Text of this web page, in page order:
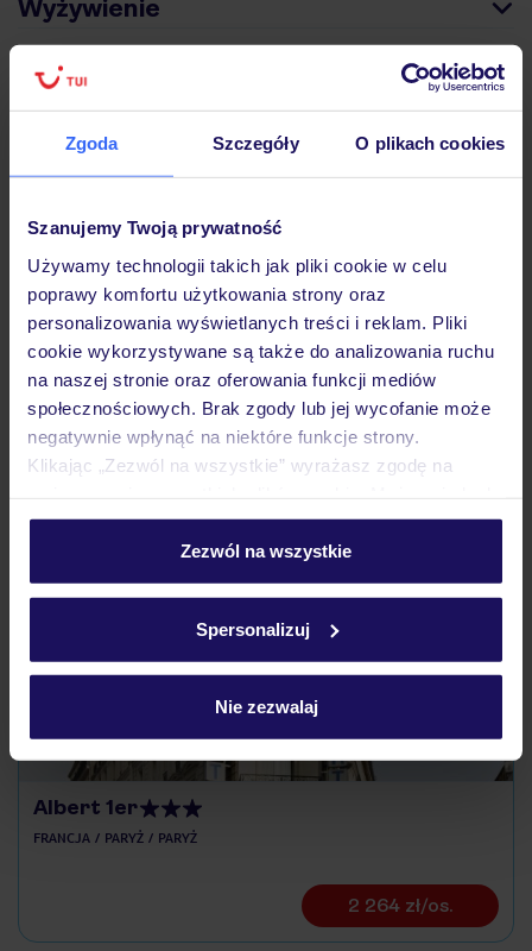
Zgoda Szczegóły O plikach cookies
Szanujemy Twoją prywatność
Używamy technologii takich jak pliki cookie w celu
poprawy komfortu użytkowania strony oraz
personalizowania wyświetlanych treści i reklam. Pliki
cookie wykorzystywane są także do analizowania ruchu
na naszej stronie oraz oferowania funkcji mediów
społecznościowych. Brak zgody lub jej wycofanie może
negatywnie wpłynąć na niektóre funkcje strony.
Klikając „Zezwól na wszystkie” wyrażasz zgodę na
personalizować swój wybór wchodząc w zakładkę
Szczegółowe informacje o plikach cookie znajdziesz
Zezwól na wszystkie
Spersonalizuj
Nie zezwalaj
Wyżywienie
Atrakcje
Ważne informacje
Często zadawane pytania
Jak zmienić uczestników/osobę zgłaszającą?
Czy w Hotelu będzie przedstawiciel TUI?
Na jakiej podstawie i gdzie otrzymam karty
pokładowe/bilety lotnicze?
Zobacz więcej
Odkryj inne hotele w pobliżu
Albert 1er
FRANCJA PARYŻ PARYŻ
2 264 zł/os.